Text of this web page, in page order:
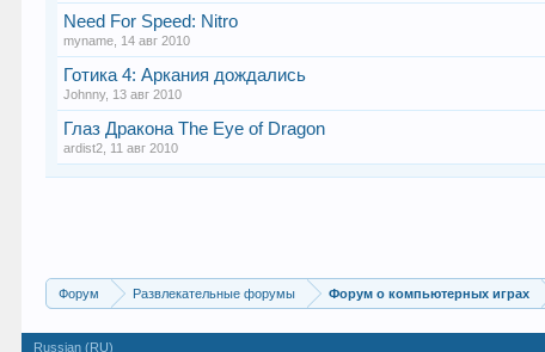
Need For Speed: Nitro
myname 14 авг 2010
Готика 4: Аркания дождались
Johnny, 13 авг 2010
Глаз Дракона The Eye of Dragon
ardist2 11 авг 2010
Форум Развлекательные форумы Форум о компьютерных играх
Russian (RU)